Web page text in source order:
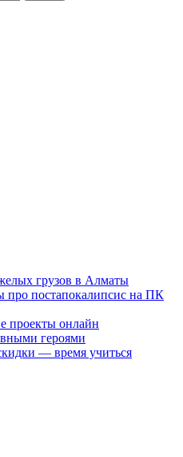
грузов в Алматы
про постапокалипсис на ПК
проекты онлайн
героями
— время учиться